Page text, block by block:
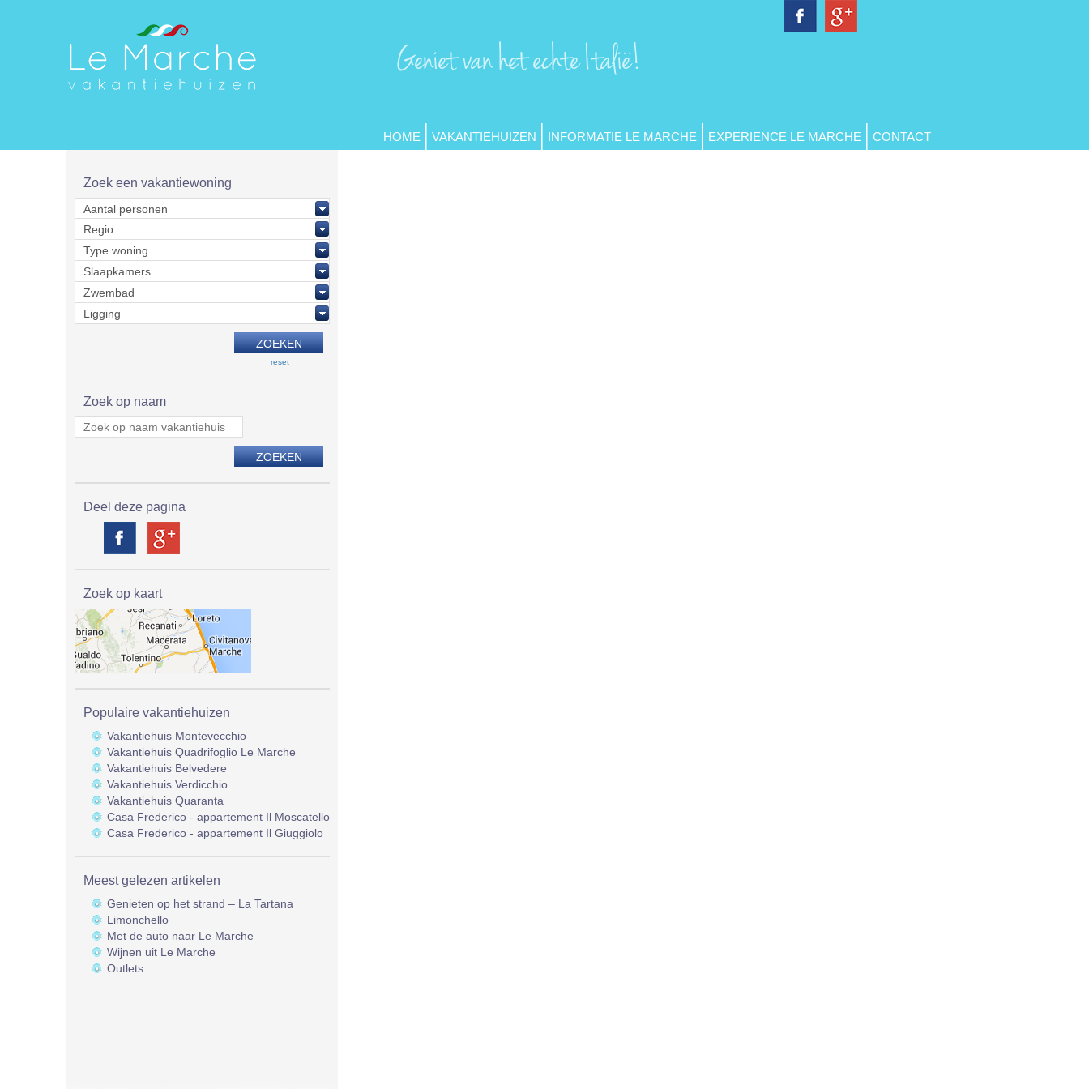
HOME VAKANTIEHUIZEN INFORMATIE LE MARCHE EXPERIENCE LE MARCHE CONTACT
Zoek een vakantiewoning
reset
Zoek op naam
Deel deze pagina
Zoek op kaart
Populaire vakantiehuizen
Vakantiehuis Montevecchio
Vakantiehuis Quadrifoglio Le Marche
Vakantiehuis Belvedere
Vakantiehuis Verdicchio
Vakantiehuis Quaranta
Casa Frederico - appartement Il Moscatello
Casa Frederico - appartement Il Giuggiolo
Meest gelezen artikelen
Genieten op het strand – La Tartana
Limonchello
Met de auto naar Le Marche
Wijnen uit Le Marche
Outlets